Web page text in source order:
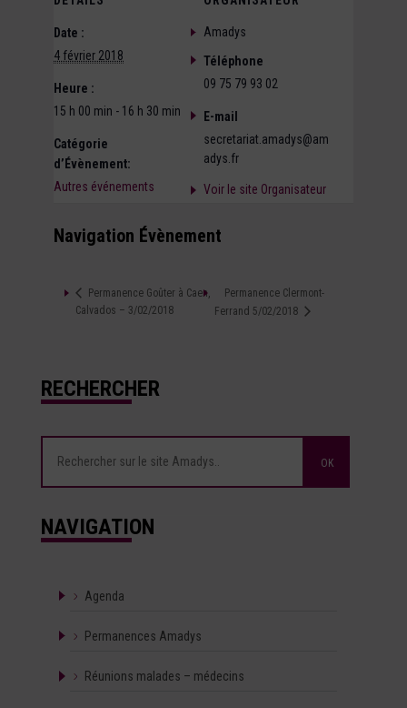
Date :
4 février 2018
Heure :
15 h 00 min - 16 h 30 min
Catégorie
d’Évènement:
Autres événements
Amadys
Téléphone
09 75 79 93 02
E-mail
secretariat.amadys@am
adys.fr
Voir le site Organisateur
Navigation Évènement
Permanence Goûter à Caen,
Calvados – 3/02/2018
Permanence Clermont-
Ferrand 5/02/2018
RECHERCHER
NAVIGATION
Agenda
Permanences Amadys
Réunions malades – médecins